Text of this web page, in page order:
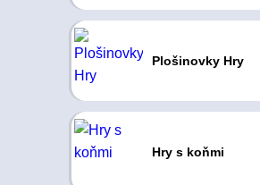
Plošinovky Hry
Hry s koňmi